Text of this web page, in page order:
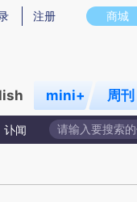
图存在偏差。不代表财新
商城
注册
mini+ 周刊
讣闻